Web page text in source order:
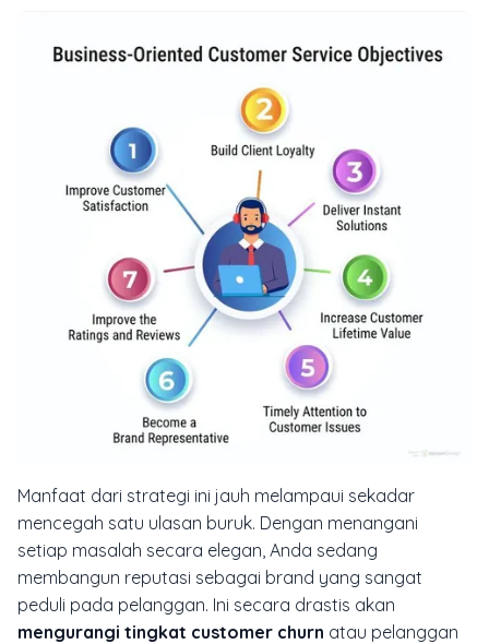
Manfaat dari strategi ini jauh melampaui sekadar
mencegah satu ulasan buruk. Dengan menangani
setiap masalah secara elegan, Anda sedang
membangun reputasi sebagai brand yang sangat
peduli pada pelanggan. Ini secara drastis akan
mengurangi tingkat customer churn atau pelanggan